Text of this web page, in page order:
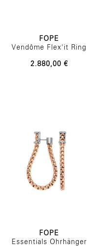
FOPE
Vendôme Flex'it Ring
2.880,00 €
FOPE
Essentials Ohrhänger